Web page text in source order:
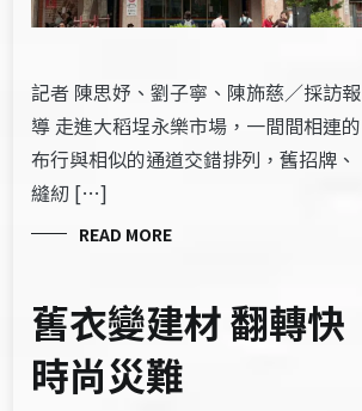
記者 陳思妤、劉子寧、陳斾慈／採訪報
導 走進大稻埕永樂市場，一間間相連的
布行與相似的通道交錯排列，舊招牌、
縫紉 […]
READ MORE
舊衣變建材 翻轉快
時尚災難